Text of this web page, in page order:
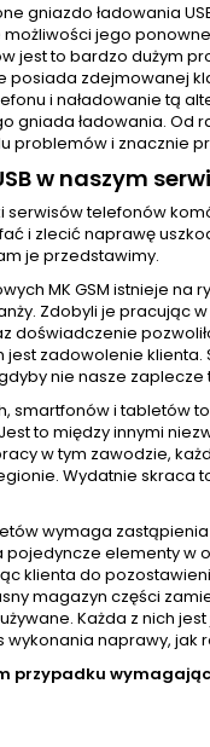
gniazdo ładowania
jego
jest to bardzo dużym
posiada zdejmowanej
i naładowanie tą
ładowania. Od
i znacznie
w naszym
telefonów
i zlecić naprawę
je przedstawimy.
MK GSM istnieje na
Zdobyli je pracując
doświadczenie
zadowolenie
nie nasze zaplecze
smartfonów i tabletów
to między innymi
w tym zawodzie,
Wydatnie skraca
wymaga
elementy w
klienta do
magazyn części
Każda z nich
naprawy, jak
przypadku